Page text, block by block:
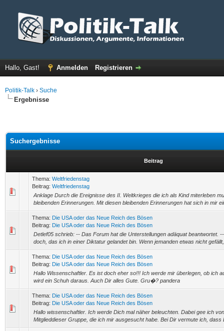
Hallo, Gast! Anmelden Registrieren
Politik-Talk › Suche
Ergebnisse
Suchergebnisse
Beitrag
Thema: Weltfriedenstag
Beitrag: Weltfriedenstag
Anklage Durch die Ereignisse des II. Weltkrieges die ich als Kind miterleben
bleibenden Erinnerungen. Mit diesen bleibenden Erinnerungen hat sich in mir
Thema: Die USA oder das Neue Reich des Bösen
Beitrag: Die USA oder das Neue Reich des Bösen
Detlef05 schrieb: -- Das Forum hat die Unterstellungen adäquat beantwortet.
doch, das ich in einer Diktatur gelandet bin. Wenn jemanden etwas nicht
Thema: Die USA oder das Neue Reich des Bösen
Beitrag: Die USA oder das Neue Reich des Bösen
Hallo Wissenschaftler. Es ist doch eher so!!! Ich werde mir überlegen, ob ich
wird ein Schuh daraus. Auch Dir alles Gute. Gru�? pandera
Thema: Die USA oder das Neue Reich des Bösen
Beitrag: Die USA oder das Neue Reich des Bösen
Hallo wissenschaftler. Ich werde Dich mal näher beleuchten. Dabei gee ich
Mitglieddieser Gruppe, die ich mir ausgesucht habe. Bei Dir vermute ich, dass